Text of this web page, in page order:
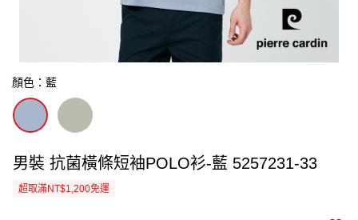
顏色：藍
男裝 抗菌橫條短袖POLO衫-藍 5257231-33
超取滿NT$1,200免運